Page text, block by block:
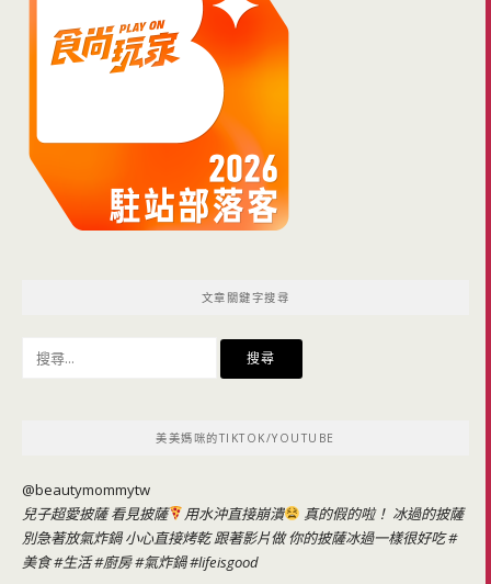
文章關鍵字搜尋
美美媽咪的TIKTOK/YOUTUBE
@beautymommytw
兒子超愛披薩 看見披薩
用水沖直接崩潰
真的假的啦！ 冰過的披薩
別急著放氣炸鍋 小心直接烤乾 跟著影片做 你的披薩冰過一樣很好吃#
美食#生活#廚房#氣炸鍋#lifeisgood